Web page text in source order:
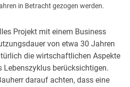
in Betracht gezogen werden.
Projekt mit einem Business
von etwa 30 Jahren
die wirtschaftlichen Aspekte
Lebenszyklus berücksichtigen.
darauf achten, dass eine